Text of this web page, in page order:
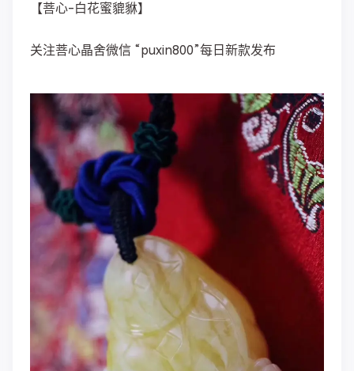
【菩心-白花蜜貔貅】
关注菩心晶舍微信 “puxin800”每日新款发布